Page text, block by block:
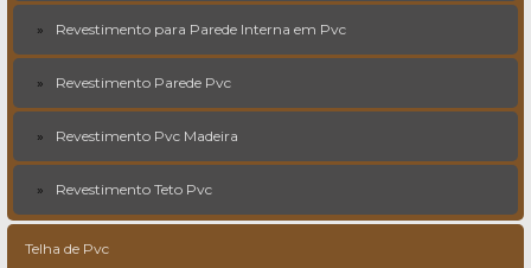
Revestimento para Parede Interna em Pvc
Revestimento Parede Pvc
Revestimento Pvc Madeira
Revestimento Teto Pvc
Telha de Pvc